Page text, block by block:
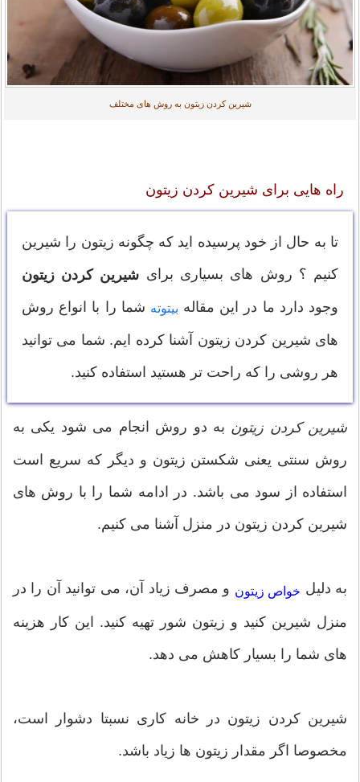
شيرين كردن زيتون به روش های مختلف
راه هایی برای شیرین کردن زیتون
تا به حال از خود پرسیده اید که چگونه زیتون را شیرین
کنیم ؟ روش های بسیاری برای شیرین کردن زیتون
وجود دارد ما در این مقاله بیتوته شما را با انواع روش
های شيرين كردن زيتون آشنا کرده ایم. شما می توانید
هر روشی را که راحت تر هستید استفاده کنید.
شيرين كردن زيتون به دو روش انجام می شود یکی به
روش سنتی یعنی شکستن زیتون و دیگر که سریع است
استفاده از سود می باشد. در ادامه شما را با روش های
شيرين كردن زيتون در منزل آشنا می کنیم.
به دلیل خواص زیتون و مصرف زیاد آن، می توانید آن را در
منزل شیرین کنید و زیتون شور تهیه کنید. این کار هزینه
های شما را بسیار کاهش می دهد.
شیرین کردن زیتون در خانه کاری نسبتا دشوار است،
مخصوصا اگر مقدار زیتون ها زیاد باشد.